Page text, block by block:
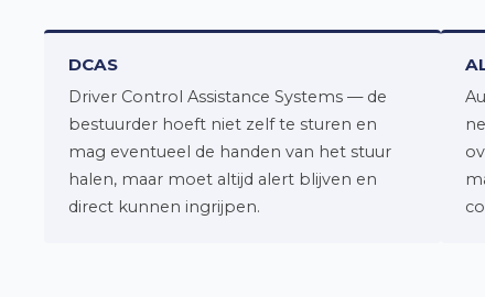
DCAS
Driver Control Assistance Systems — de
bestuurder hoeft niet zelf te sturen en
mag eventueel de handen van het stuur
halen, maar moet altijd alert blijven en
direct kunnen ingrijpen.